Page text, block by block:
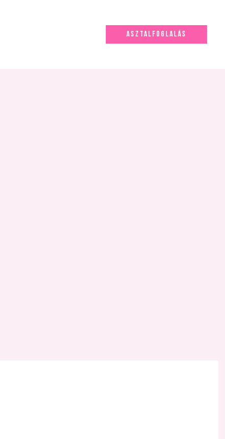
ASZTALFOGLALÁS